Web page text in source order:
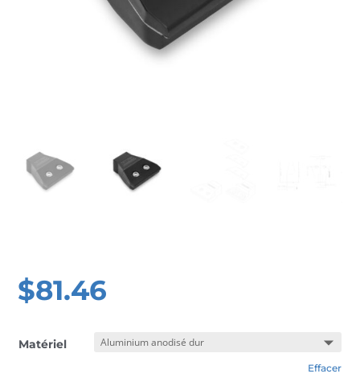
$81.46
Matériel
Effacer